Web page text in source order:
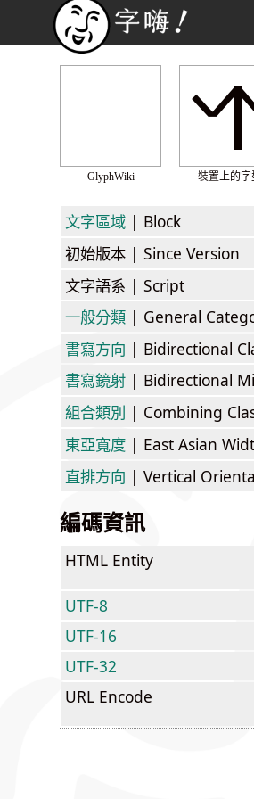
GlyphWiki 裝置上的字
文字區域 | Block
初始版本 | Since Version
文字語系 | Script
一般分類 | General
書寫方向 | Bidirectional
書寫鏡射 | Bidirectional
組合類別 | Combining
東亞寬度 | East Asian
直排方向 | Vertical
編碼資訊
HTML Entity
UTF-8
UTF-16
UTF-32
URL Encode